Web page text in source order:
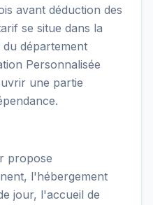
avant déduction des
se situe dans la
du département
Personnalisée
une partie
propose
l'hébergement
jour, l'accueil de